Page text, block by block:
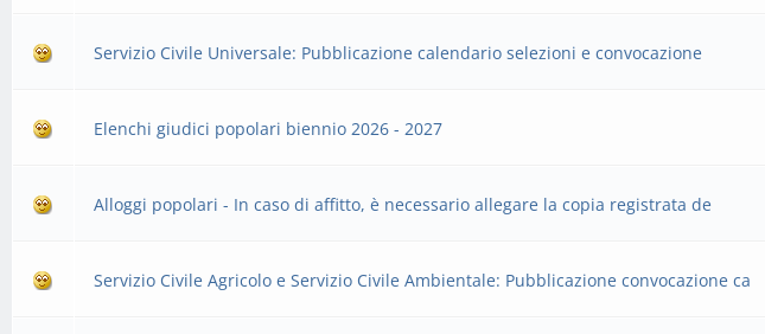
Servizio Civile Universale: Pubblicazione calendario selezioni e convocazione
Elenchi giudici popolari biennio 2026 - 2027
Alloggi popolari - In caso di affitto, è necessario allegare la copia registrata de
Servizio Civile Agricolo e Servizio Civile Ambientale: Pubblicazione convocazione ca